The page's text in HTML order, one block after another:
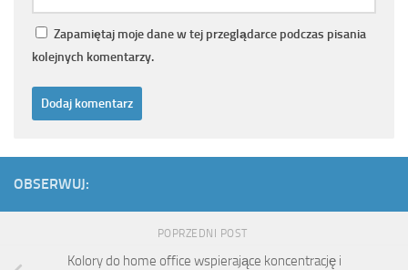
Zapamiętaj moje dane w tej przeglądarce podczas pisania
kolejnych komentarzy.
OBSERWUJ:
POPRZEDNI POST
Kolory do home office wspierające koncentrację i